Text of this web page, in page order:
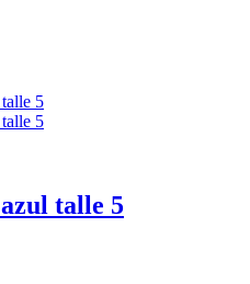
talle 5